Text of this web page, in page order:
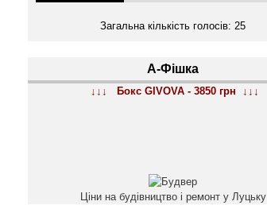
Загальна кількість голосів: 25
А-Фішка
↓↓↓ Бокс GIVOVA - 3850 грн ↓↓↓
Ціни на будівництво і ремонт у Луцьку